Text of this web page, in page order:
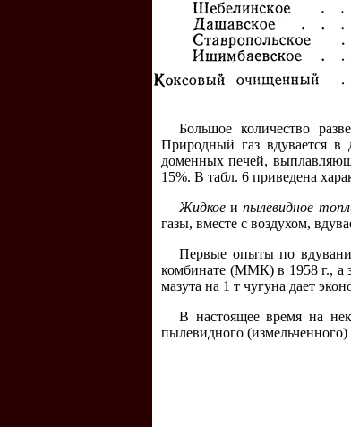
Большое количество
Природный газ вдувается в
доменных печей,
15%. В табл. 6 приведена
Жидкое ипылевидное
газы, вместе с воздухом,
Первые опыты по
комбинате (ММК) в 1958 г., а
мазута на 1 т чугуна дает
В настоящее время на
пылевидного